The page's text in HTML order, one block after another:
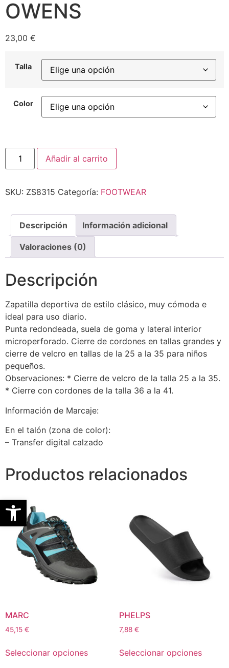
Abrir barra de herramientas
OWENS
23,00 €
Talla
Color
Añadir al carrito
SKU: ZS8315 Categoría: FOOTWEAR
Descripción Información adicional
Valoraciones (0)
Descripción
Zapatilla deportiva de estilo clásico, muy cómoda e
ideal para uso diario.
Punta redondeada, suela de goma y lateral interior
microperforado. Cierre de cordones en tallas grandes y
cierre de velcro en tallas de la 25 a la 35 para niños
pequeños.
Observaciones: * Cierre de velcro de la talla 25 a la 35.
* Cierre con cordones de la talla 36 a la 41.
Información de Marcaje:
En el talón (zona de color):
– Transfer digital calzado
Productos relacionados
MARC
45,15 €
Seleccionar opciones
PHELPS
7,88 €
Seleccionar opciones